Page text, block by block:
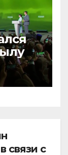
связи с